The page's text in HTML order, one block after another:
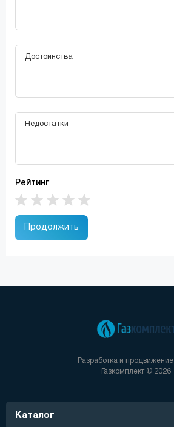
Рейтинг
Продолжить
Разработка и продвижение
Газкомплект © 2026
Каталог